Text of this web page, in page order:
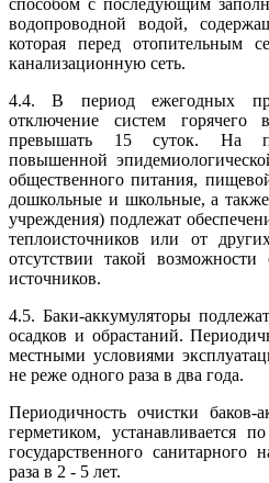
способом с последующим
водопроводной водой,
которая перед отопительным
канализационную сеть.
4.4. В период ежегодных
отключение систем горячего
превышать 15 суток. На
повышенной
общественного питания,
дошкольные и школьные, а
учреждения) подлежат
теплоисточников или от
отсутствии такой
источников.
4.5. Баки-аккумуляторы
осадков и обрастаний.
местными условиями
не реже одного раза в два года.
Периодичность очистки баков-
герметиком, устанавливается
государственного
раза в 2 - 5 лет.